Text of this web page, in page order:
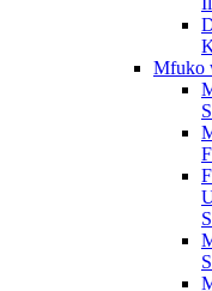
Mfuko